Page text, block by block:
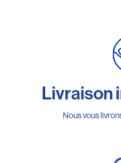
Livraison
Nous vous